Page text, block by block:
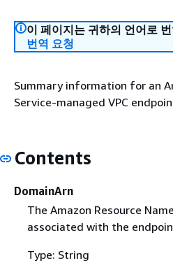
이 페이지는 귀하의 언어로
번역 요청
Summary information for an
Service-managed VPC
Contents
DomainArn
The Amazon Resource
associated with the
Type: String